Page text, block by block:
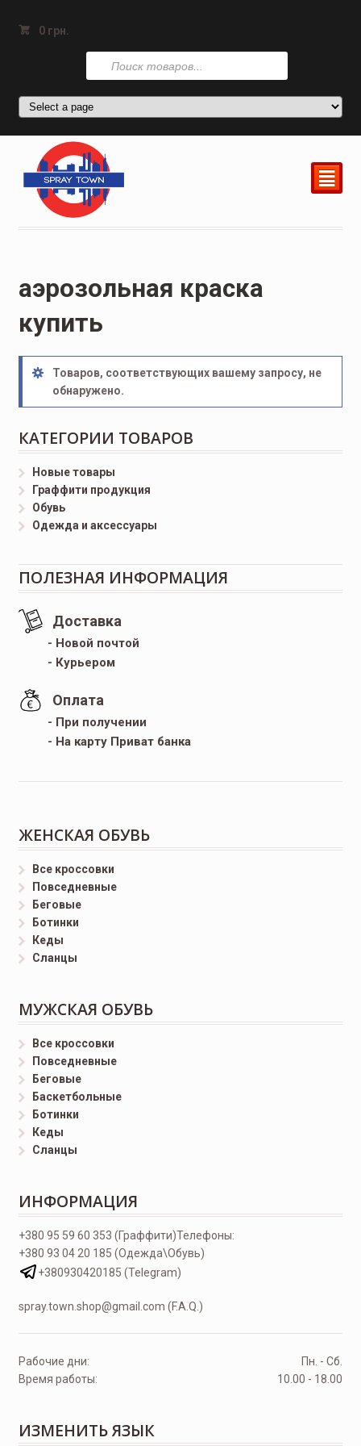
0 грн.
Поиск
товаров
²
аэрозольная краска
купить
Товаров, соответствующих вашему запросу, не
обнаружено.
КАТЕГОРИИ ТОВАРОВ
Новые товары
Граффити продукция
Обувь
Одежда и аксессуары
ПОЛЕЗНАЯ ИНФОРМАЦИЯ
Доставка
- Новой почтой
- Курьером
Оплата
- При получении
- На карту Приват банка
ЖЕНСКАЯ ОБУВЬ
Все кроссовки
Повседневные
Беговые
Ботинки
Кеды
Сланцы
МУЖСКАЯ ОБУВЬ
Все кроссовки
Повседневные
Беговые
Баскетбольные
Ботинки
Кеды
Сланцы
ИНФОРМАЦИЯ
Телефоны:
+380 95 59 60 353 (Граффити)
+380 93 04 20 185 (Одежда\Обувь)
+380930420185 (Telegram)
spray.town.shop@gmail.com (F.A.Q.)
Рабочие дни:
Пн. - Сб.
Время работы:
10.00 - 18.00
ИЗМЕНИТЬ ЯЗЫК